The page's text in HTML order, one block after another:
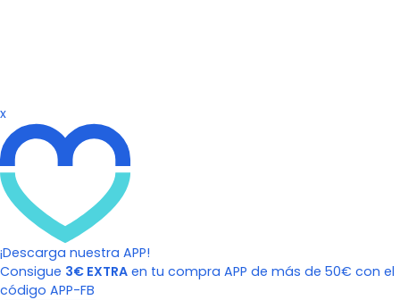
x
¡Descarga nuestra APP!
Consigue 3€ EXTRA en tu compra APP de más de 50€ con el
código APP-FB